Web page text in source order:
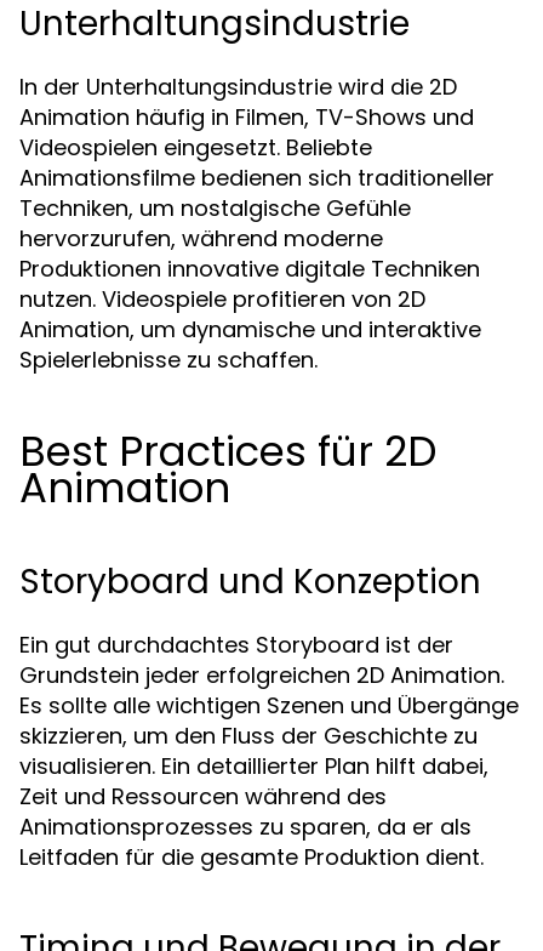
Unterhaltungsindustrie
In der Unterhaltungsindustrie wird die 2D
Animation häufig in Filmen, TV-Shows und
Videospielen eingesetzt. Beliebte
Animationsfilme bedienen sich traditioneller
Techniken, um nostalgische Gefühle
hervorzurufen, während moderne
Produktionen innovative digitale Techniken
nutzen. Videospiele profitieren von 2D
Animation, um dynamische und interaktive
Spielerlebnisse zu schaffen.
Best Practices für 2D
Animation
Storyboard und Konzeption
Ein gut durchdachtes Storyboard ist der
Grundstein jeder erfolgreichen 2D Animation.
Es sollte alle wichtigen Szenen und Übergänge
skizzieren, um den Fluss der Geschichte zu
visualisieren. Ein detaillierter Plan hilft dabei,
Zeit und Ressourcen während des
Animationsprozesses zu sparen, da er als
Leitfaden für die gesamte Produktion dient.